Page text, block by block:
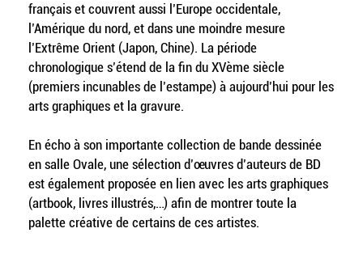
français et couvrent aussi l’Europe occidentale,
l’Amérique du nord, et dans une moindre mesure
l’Extrême Orient (Japon, Chine). La période
chronologique s’étend de la fin du XVème siècle
(premiers incunables de l’estampe) à aujourd’hui pour les
arts graphiques et la gravure.
En écho à son importante collection de bande dessinée
en salle Ovale, une sélection d’œuvres d’auteurs de BD
est également proposée en lien avec les arts graphiques
(artbook, livres illustrés,…) afin de montrer toute la
palette créative de certains de ces artistes.